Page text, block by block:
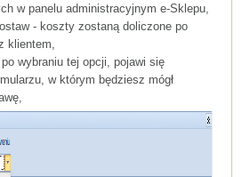
w panelu administracyjnym e-Sklepu,
- koszty zostaną doliczone po
klientem,
wybraniu tej opcji, pojawi się
w którym będziesz mógł